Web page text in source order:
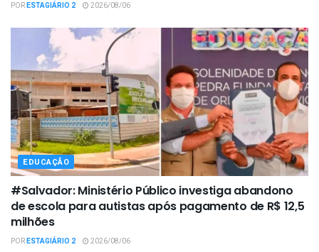
PORESTAGIÁRIO 2 2026/08/06
EDUCAÇÃO
#Salvador: Ministério Público investiga abandono
de escola para autistas após pagamento de R$ 12,5
milhões
PORESTAGIÁRIO 2 2026/08/06